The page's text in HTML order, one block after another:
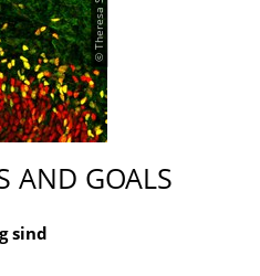
AND GOALS
sind